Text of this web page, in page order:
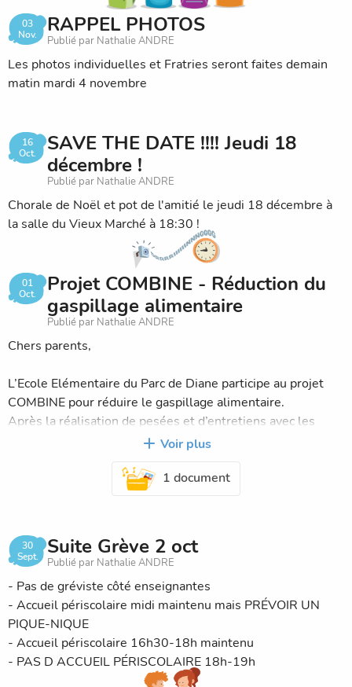
Un grand merci pour votre soutien et votre générosité !
en pleine nature 🌿
Les élèves des CM1-CM2 de l’école du Parc de Diane
03
Nov.
RAPPEL PHOTOS
Publié par Nathalie ANDRE
Les photos individuelles et Fratries seront faites demain
matin mardi 4 novembre
16
Oct.
SAVE THE DATE !!!! Jeudi 18
décembre !
Publié par Nathalie ANDRE
Chorale de Noël et pot de l'amitié le jeudi 18 décembre à
la salle du Vieux Marché à 18:30 !
01
Oct.
Projet COMBINE - Réduction du
gaspillage alimentaire
Publié par Nathalie ANDRE
Chers parents,
L’Ecole Elémentaire du Parc de Diane participe au projet
COMBINE pour réduire le gaspillage alimentaire.
Après la réalisation de pesées et d’entretiens avec les
élèves du primaire en fin d’année scolaire 2024-25, le
En pièce jointe, le process pour y participer !
Nous comptons sur vous.
Voir plus
1 document
30
Sept.
Suite Grève 2 oct
Publié par Nathalie ANDRE
- Pas de gréviste côté enseignantes
- Accueil périscolaire midi maintenu mais PRÉVOIR UN
PIQUE-NIQUE
- Accueil périscolaire 16h30-18h maintenu
- PAS D ACCUEIL PÉRISCOLAIRE 18h-19h